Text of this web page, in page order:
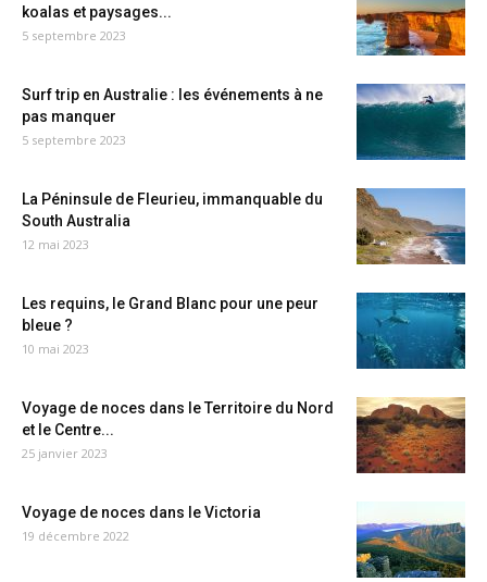
koalas et paysages...
5 septembre 2023
Surf trip en Australie : les événements à ne
pas manquer
5 septembre 2023
La Péninsule de Fleurieu, immanquable du
South Australia
12 mai 2023
Les requins, le Grand Blanc pour une peur
bleue ?
10 mai 2023
Voyage de noces dans le Territoire du Nord
et le Centre...
25 janvier 2023
Voyage de noces dans le Victoria
19 décembre 2022